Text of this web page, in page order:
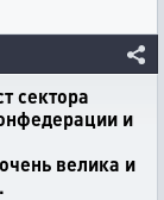
сектора
и
велика и